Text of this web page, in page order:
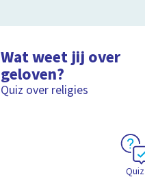
Wat weet jij over
geloven?
Quiz over religies
Quiz